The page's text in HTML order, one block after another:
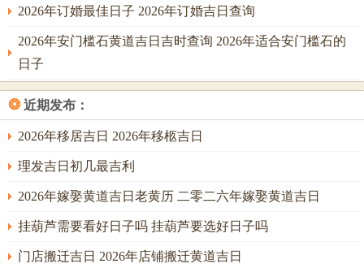
哭，体质偏弱，消化为你需精心照料，双未土重，亦强化了
墓库之性，父母中或有沉静内敛，善于积蓄之人然情绪易郁
结，家宅之中西南方忌动土，堆放杂物，以免引动伏吟不利
之气。幸有辛金透出，若后续大运走金水之地，可淘土生
财，中年后发迹。
七月壬申，壬水正官合丁火，申金正财为根，水火既济，财
官双美。此乃丁未年中之上佳月令。金水清凉，涤荡炎燥，
主得长辈，上级喜爱，规矩意识强。于父母运程助力最显，
正官代表事业，名誉，壬丁相合，主父母（尤其父亲）事业
上有贵人提携，名声提升之喜；正财扎实，家庭经济稳固增
2026年订婚最佳日子 2026年订婚吉日查询
2026年安门槛石黄道吉日吉时查询 2026年适合安门槛石的
日子
❂ 近期发布：
2026年移居吉日 2026年移柩吉日
理发吉日初几最吉利
2026年嫁娶黄道吉日老黄历 二零二六年嫁娶黄道吉日
挂葫芦需要看好日子吗 挂葫芦要选好日子吗
门店搬迁吉日 2026年店铺搬迁黄道吉日